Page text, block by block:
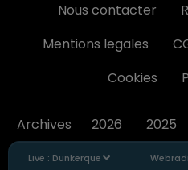
Live : Dunkerque
Nous contacter
Mentions legales
Cookies
Archives 2026 2025